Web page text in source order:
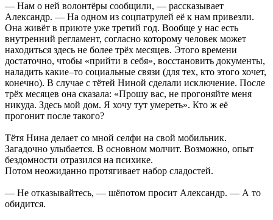
— Нам о ней волонтёры сообщили, — рассказывает
Александр. — На одном из соцпатрулей её к нам привезли.
Она живёт в приюте уже третий год. Вообще у нас есть
внутренний регламент, согласно которому человек может
находиться здесь не более трёх месяцев. Этого времени
достаточно, чтобы «прийти в себя», восстановить документы,
наладить какие–то социальные связи (для тех, кто этого хочет,
конечно). В случае с тётей Ниной сделали исключение. После
трёх месяцев она сказала: «Прошу вас, не прогоняйте меня
никуда. Здесь мой дом. Я хочу тут умереть». Кто ж её
прогонит после такого?
Тётя Нина делает со мной селфи на свой мобильник.
Загадочно улыбается. В основном молчит. Возможно, опыт
бездомности отразился на психике.
Потом неожиданно протягивает набор сладостей.
— Не отказывайтесь, — шёпотом просит Александр. — А то
обидится.